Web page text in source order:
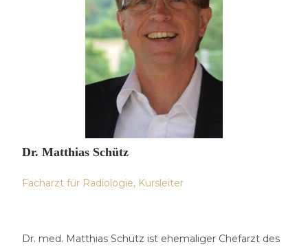
Dr. Matthias Schütz
Facharzt für Radiologie, Kursleiter
Dr. med. Matthias Schütz ist ehemaliger Chefarzt des